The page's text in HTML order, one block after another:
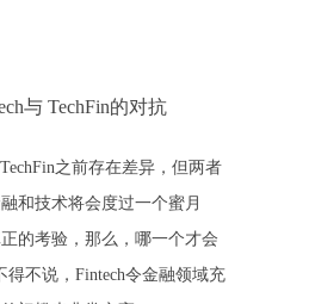
与 TechFin的对抗
之前存在差异，但两者
和技术将会度过一个蜜月
的考验，那么，哪一个才会
得不说，Fintech令金融领域充